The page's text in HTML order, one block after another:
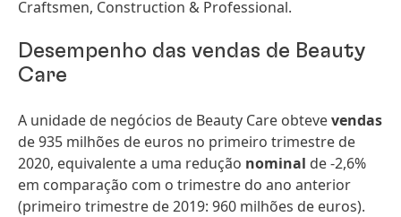
Craftsmen, Construction & Professional.
Desempenho das vendas de Beauty
Care
A unidade de negócios de Beauty Care obtevevendas
de 935 milhões de euros no primeiro trimestre de
2020, equivalente a uma redução nominal de -2,6%
em comparação com o trimestre do ano anterior
(primeiro trimestre de 2019: 960 milhões de euros).